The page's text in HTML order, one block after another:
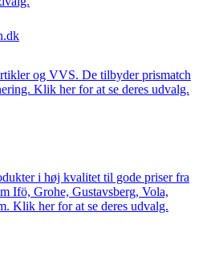
og VVS. De tilbyder prismatch
Klik her for at se deres udvalg.
i høj kvalitet til gode priser fra
Ifö, Grohe, Gustavsberg, Vola,
Klik her for at se deres udvalg.